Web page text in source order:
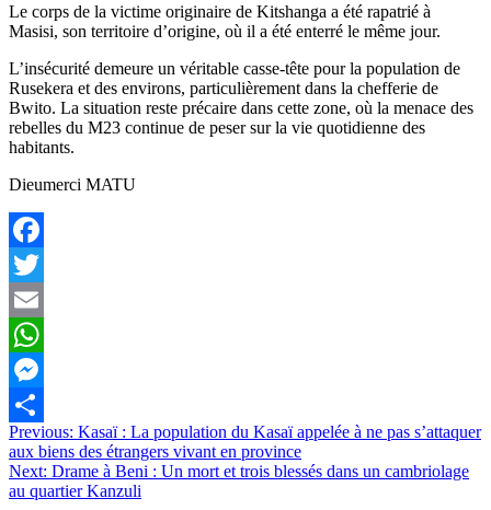
Le corps de la victime originaire de Kitshanga a été rapatrié à
Masisi, son territoire d’origine, où il a été enterré le même jour.
L’insécurité demeure un véritable casse-tête pour la population de
Rusekera et des environs, particulièrement dans la chefferie de
Bwito. La situation reste précaire dans cette zone, où la menace des
rebelles du M23 continue de peser sur la vie quotidienne des
habitants.
Dieumerci MATU
Facebook
Twitter
Email
WhatsApp
Messenger
Partager
Navigation
de
l’article
Previous: Kasaï : La population du Kasaï appelée à ne pas s’attaquer
aux biens des étrangers vivant en province
Next: Drame à Beni : Un mort et trois blessés dans un cambriolage
au quartier Kanzuli